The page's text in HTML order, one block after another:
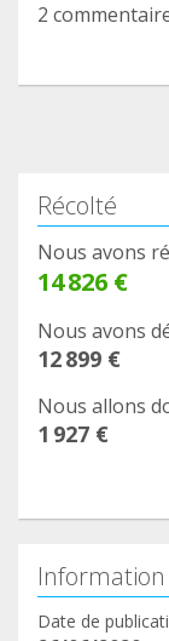
2
Récolté
Nous avons
14 826 €
Nous avons
12 899 €
Nous allons
1 927 €
Information
Date de